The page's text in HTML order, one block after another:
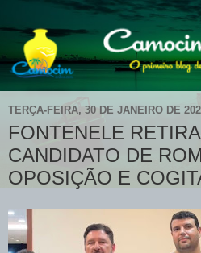
TERÇA-FEIRA, 30 DE JANEIRO DE
FONTENELE
CANDIDATO DE
OPOSIÇÃO E